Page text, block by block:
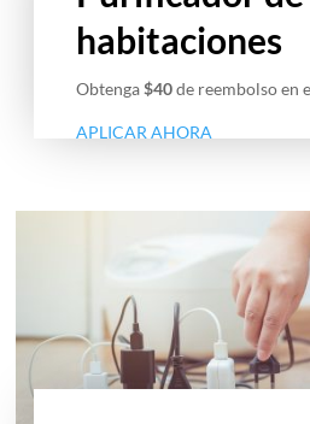
habitaciones
Obtenga$40de reembolso en
APLICAR AHORA